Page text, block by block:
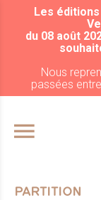
Les
du 08 août
Nous
passées
PARTITION